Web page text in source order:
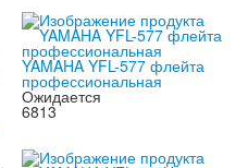
YAMAHA YFL-577 флейта
профессиональная
Ожидается
6813